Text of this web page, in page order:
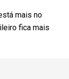
mais no
fica mais